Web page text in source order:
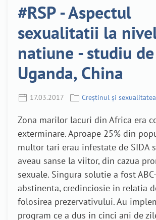
#RSP - Aspectul
sexualitatii la
natiune - studiu
Uganda, China
17.03.2017 Creștinul și sexualitatea
Zona marilor lacuri din Africa era
exterminare. Aproape 25% din
multor tari erau infestate de SIDA
aveau sanse la viitor, din cazua
sexuale. Singura solutie a fost
abstinenta, credinciosie in relatia
folosirea prezervativului. Au
program ce a dus in cinci ani de